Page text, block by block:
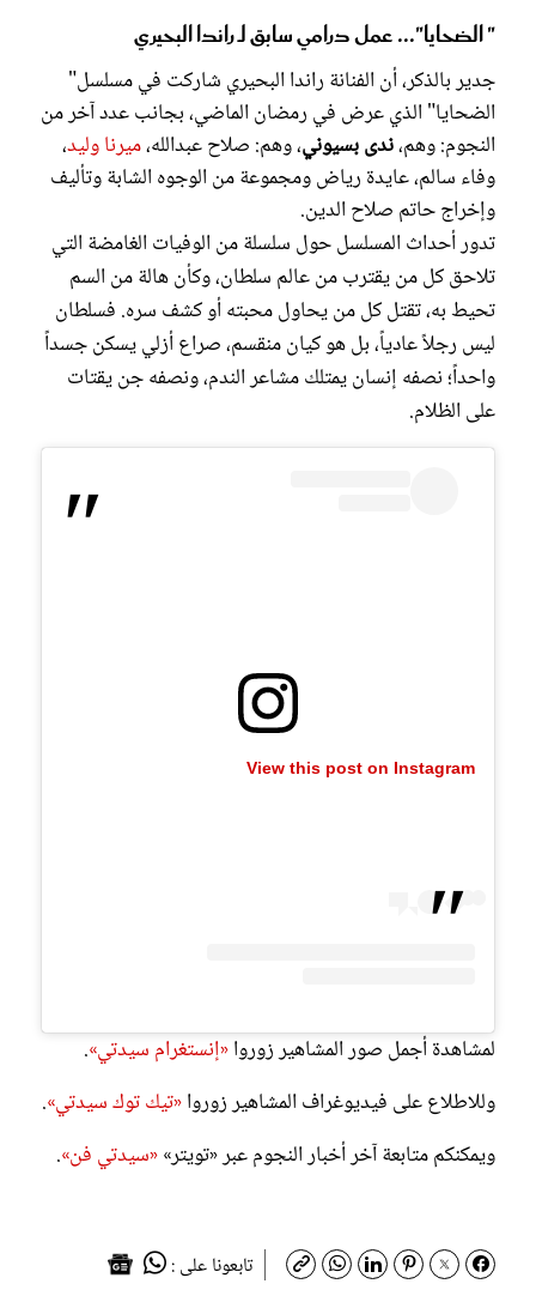
" الضحايا"... عمل درامي سابق لـ راندا البحيري
جدير بالذكر، أن الفنانة راندا البحيري شاركت في مسلسل"
الضحايا" الذي عرض في رمضان الماضي، بجانب عدد آخر من
النجوم: وهم،ندى بسيوني، وهم: صلاح عبدالله،ميرنا وليد،
وفاء سالم، عايدة رياض ومجموعة من الوجوه الشابة وتأليف
وإخراج حاتم صلاح الدين.
تدور أحداث المسلسل حول سلسلة من الوفيات الغامضة التي
تلاحق كل من يقترب من عالم سلطان، وكأن هالة من السم
تحيط به، تقتل كل من يحاول محبته أو كشف سره. فسلطان
ليس رجلاً عادياً، بل هو كيان منقسم، صراع أزلي يسكن جسداً
واحداً؛ نصفه إنسان يمتلك مشاعر الندم، ونصفه جن يقتات
على الظلام.
View this post on Instagram
لمشاهدة أجمل صور المشاهير زوروا«إنستغرام سيدتي».
وللاطلاع على فيديوغراف المشاهير زوروا«تيك توك سيدتي».
ويمكنكم متابعة آخر أخبار النجوم عبر «تويتر»«سيدتي فن».
تابعونا على :